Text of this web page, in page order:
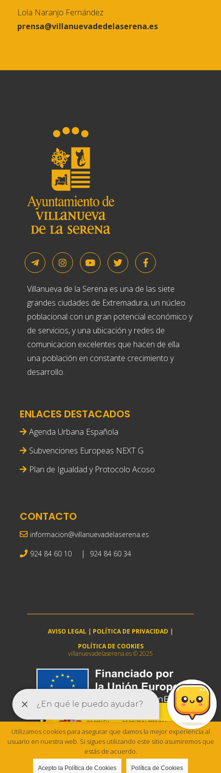
Lola Naranjo Fernández
prensa@villanuevadedelaserena.es
Villanueva de la Serena es una de las siete
grandes ciudades de Extremadura, un núcleo
poblacional con un gran potencial económico y
de servicios, y una ubicación y redes de
comunicacion excelentes que hacen de ella
una población en constante crecimiento y
desarrollo.
ENLACES DESTACADOS
Agenda Urbana Española
Subvenciones Europeas NEXT G
Plan de Igualdad y Protocolo Acoso
CONTACTO
informacion@villanuevadelaserena.es
924 84 60 10 | 924 84 60 34
AVISO LEGAL | POLÍTICA DE PRIVACIDAD |
POLÍTICA DE COOKIES
villanuevadelaserena.es © 2025
Utilizamos cookies para asegurar que damos la mejor experiencia al
usuario en nuestra web. Si sigues utilizando este sitio asumiremos que
estás de acuerdo.
Acepto la Política de Cookies Política de Cookies